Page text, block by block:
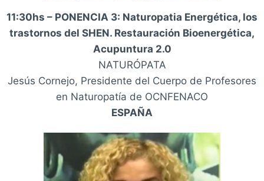
11:30hs – PONENCIA 3: Naturopatia Energética, los
trastornos del SHEN. Restauración Bioenergética,
Acupuntura 2.0
NATURÓPATA
Jesús Cornejo, Presidente del Cuerpo de Profesores
en Naturopatía de OCNFENACO
ESPAÑA